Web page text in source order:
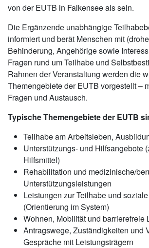
von der EUTB in Falkensee als sein.
Die Ergänzende unabhängige
informiert und berät Menschen mit
Behinderung, Angehörige sowie
Fragen rund um Teilhabe und
Rahmen der Veranstaltung werden die
Themengebiete der EUTB vorgestellt –
Fragen und Austausch.
Typische Themengebiete der EUTB
Teilhabe am Arbeitsleben,
Unterstützungs- und Hilfsangebote
Hilfsmittel)
Rehabilitation und medizinische/
Unterstützungsleistungen
Leistungen zur Teilhabe und
(Orientierung im System)
Wohnen, Mobilität und barrierefreie
Antragswege, Zuständigkeiten und
Gespräche mit Leistungsträgern